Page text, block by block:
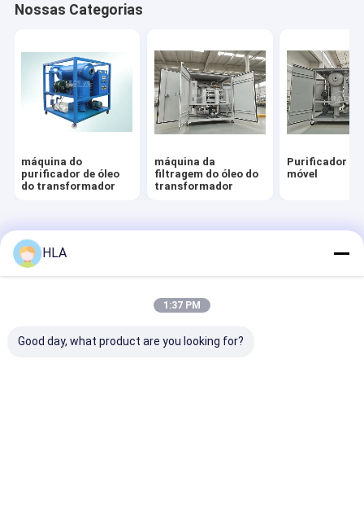
máquina da filtragem do óleo do transformador
Purificador de óleo móvel
Máquina da filtragem do óleo da turbina
Unidade da bomba de vácuo
Nossas Categorias
máquina do
purificador de óleo
do transformador
máquina da
filtragem do óleo do
transformador
Purificador de
móvel
da china.Copyright © 2025 Chongqing HLA Mechanical Equipment
Co., Ltd.. All Rights Reserved.
HLA
1:37 PM
Good day, what product are you looking for?